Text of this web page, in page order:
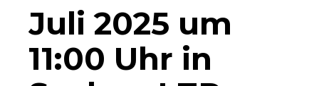
Juli 2025 um
11:00 Uhr in